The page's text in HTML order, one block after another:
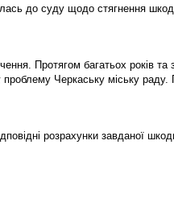
до суду щодо стягнення
Протягом багатьох років та
Черкаську міську
розрахунки завданої